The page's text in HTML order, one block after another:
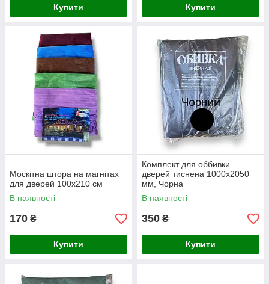
Купити Купити
Москітна штора на магнітах
для дверей 100х210 см
В наявності
170 ₴
Купити
Комплект для оббивки
дверей тиснена 1000х2050
мм, Чорна
В наявності
350 ₴
Купити